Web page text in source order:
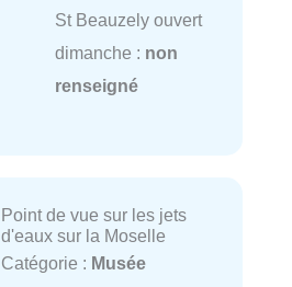
St Beauzely ouvert
dimanche : non
renseigné
Point de vue sur les jets
d'eaux sur la Moselle
Catégorie : Musée